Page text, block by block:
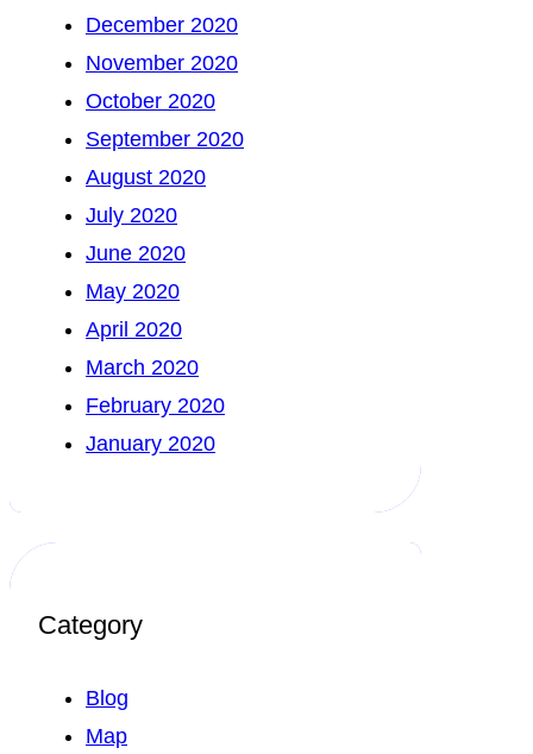
December 2020
November 2020
October 2020
September 2020
August 2020
July 2020
June 2020
May 2020
April 2020
March 2020
February 2020
January 2020
Category
Blog
Map